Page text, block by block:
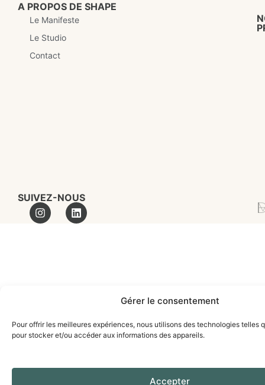
Gérer le consentement
Pour offrir les meilleures expériences, nous utilisons des technologies telles
pour stocker et/ou accéder aux informations des appareils.
Accepter
A PROPOS DE SHAPE
Le Manifeste
Le Studio
Contact
SUIVEZ-NOUS